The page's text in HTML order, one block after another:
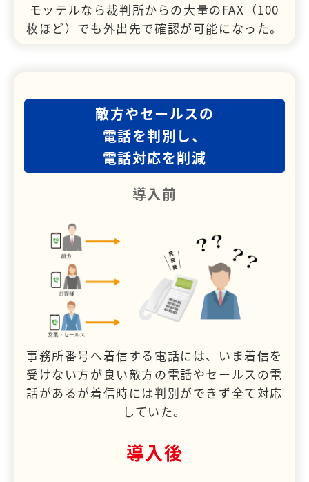
モッテルなら裁判所からの大量のFAX（100
枚ほど）でも外出先で確認が可能になった。
敵方やセールスの
電話を判別し、
電話対応を削減
導入前
事務所番号へ着信する電話には、いま着信を
受けない方が良い敵方の電話やセールスの電
話があるが着信時には判別ができず全て対応
していた。
導入後